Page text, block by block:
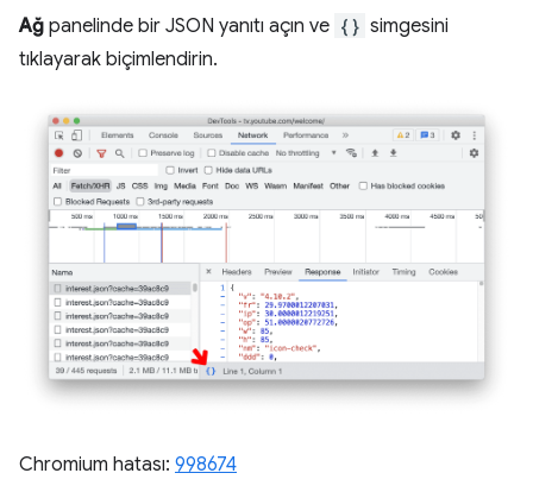
Ağ panelinde bir JSON yanıtı açın ve {} simgesini
tıklayarak biçimlendirin.
Chromium hatası: 998674